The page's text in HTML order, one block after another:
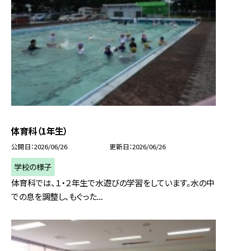
体育科（1年生）
公開日 2026/06/26 更新日 2026/06/26
学校の様子
体育科では、１・２年生で水遊びの学習をしています。水の中
での息を調整し、もぐった...